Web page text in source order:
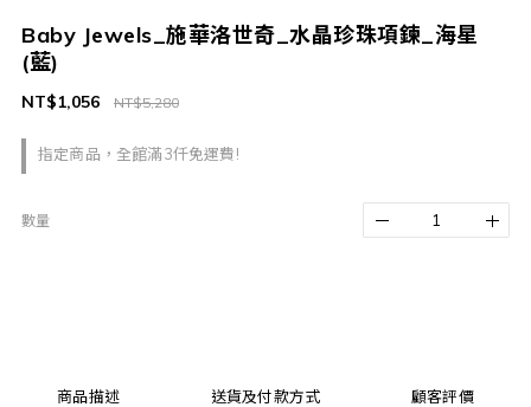
Baby Jewels_施華洛世奇_水晶珍珠項鍊_海星
(藍)
指定商品，全館滿3仟免運費!
NT$5,280
NT$1,056
數量
商品描述 送貨及付款方式 顧客評價